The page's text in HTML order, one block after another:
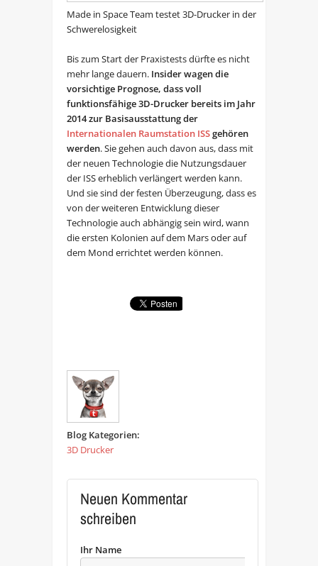
Made in Space Team testet 3D-Drucker in der
Schwerelosigkeit
Bis zum Start der Praxistests dürfte es nicht
mehr lange dauern. Insider wagen die
vorsichtige Prognose, dass voll
funktionsfähige 3D-Drucker bereits im Jahr
2014 zur Basisausstattung der
Internationalen Raumstation ISSgehören
werden. Sie gehen auch davon aus, dass mit
der neuen Technologie die Nutzungsdauer
der ISS erheblich verlängert werden kann.
Und sie sind der festen Überzeugung, dass es
von der weiteren Entwicklung dieser
Technologie auch abhängig sein wird, wann
die ersten Kolonien auf dem Mars oder auf
dem Mond errichtet werden können.
Blog Kategorien:
3D Drucker
Neuen Kommentar
schreiben
Ihr Name